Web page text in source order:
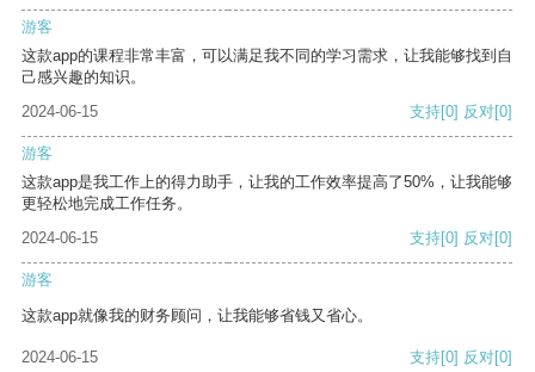
游客
这款app的课程非常丰富，可以满足我不同的学习需求，让我能够找到自
己感兴趣的知识。
2024-06-15
支持[0] 反对[0]
游客
这款app是我工作上的得力助手，让我的工作效率提高了50%，让我能够
更轻松地完成工作任务。
2024-06-15
支持[0] 反对[0]
游客
这款app就像我的财务顾问，让我能够省钱又省心。
2024-06-15 支持[0] 反对[0]